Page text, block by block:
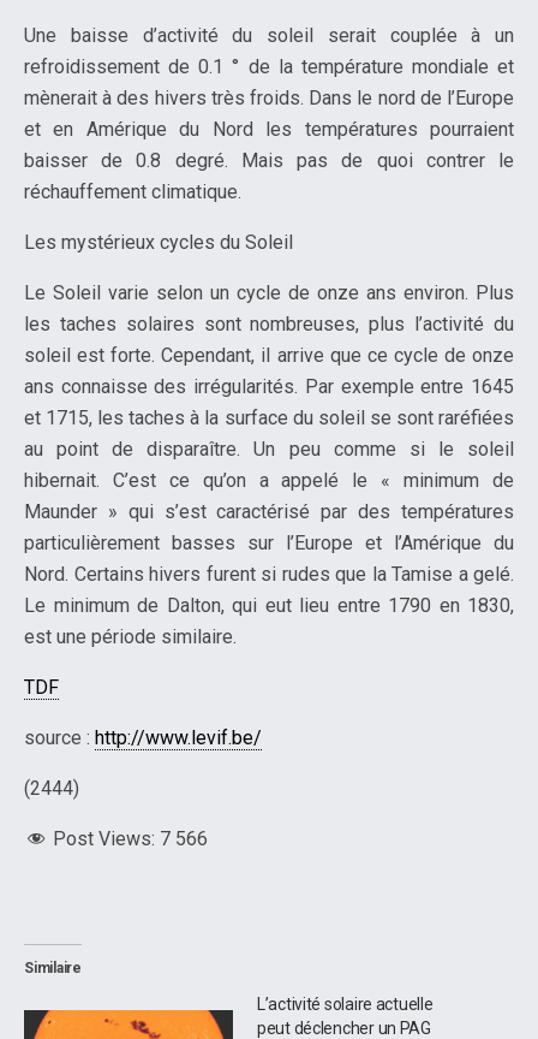
Une baisse d’activité du soleil serait couplée à un
refroidissement de 0.1 ° de la température mondiale et
mènerait à des hivers très froids. Dans le nord de l’Europe
et en Amérique du Nord les températures pourraient
baisser de 0.8 degré. Mais pas de quoi contrer le
réchauffement climatique.
Les mystérieux cycles du Soleil
Le Soleil varie selon un cycle de onze ans environ. Plus
les taches solaires sont nombreuses, plus l’activité du
soleil est forte. Cependant, il arrive que ce cycle de onze
ans connaisse des irrégularités. Par exemple entre 1645
et 1715, les taches à la surface du soleil se sont raréfiées
au point de disparaître. Un peu comme si le soleil
hibernait. C’est ce qu’on a appelé le « minimum de
Maunder » qui s’est caractérisé par des températures
particulièrement basses sur l’Europe et l’Amérique du
Nord. Certains hivers furent si rudes que la Tamise a gelé.
Le minimum de Dalton, qui eut lieu entre 1790 en 1830,
est une période similaire.
TDF
source : http://www.levif.be/
(2444)
Post Views: 7 566
Similaire
L’activité solaire actuelle
peut déclencher un PAG